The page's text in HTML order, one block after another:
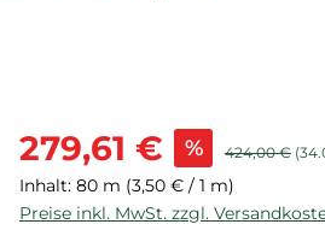
Verkaufspreis:
279,61 € % Regulärer
424,00 €
Inhalt: 80 m (3,50 € / 1 m)
Preise inkl. MwSt. zzgl.